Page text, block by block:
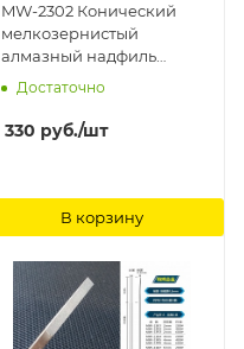
MW-2302 Конический
мелкозернистый
алмазный надфиль
400#(начало 0.3
Ширина 2mm) ManWah
Достаточно
330 руб./шт
В корзину